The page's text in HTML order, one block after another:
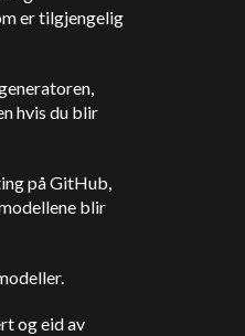
er tilgjengelig
hvis du blir
på GitHub,
blir
og eid av